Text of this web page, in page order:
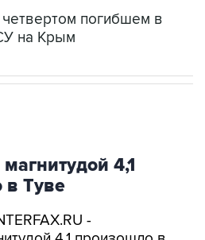
погибшем в
на Крым
4,1
в Туве
-